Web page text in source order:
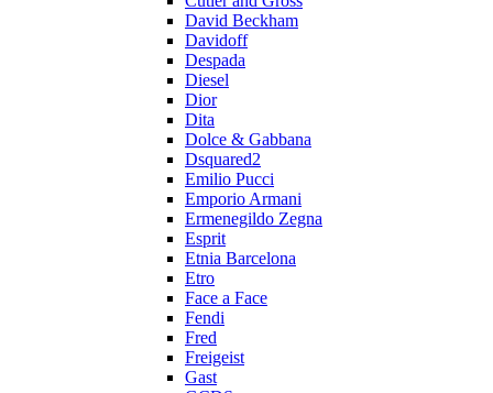
David Beckham
Davidoff
Despada
Diesel
Dior
Dita
Dolce & Gabbana
Dsquared2
Emilio Pucci
Emporio Armani
Ermenegildo Zegna
Esprit
Etnia Barcelona
Etro
Face a Face
Fendi
Fred
Freigeist
Gast